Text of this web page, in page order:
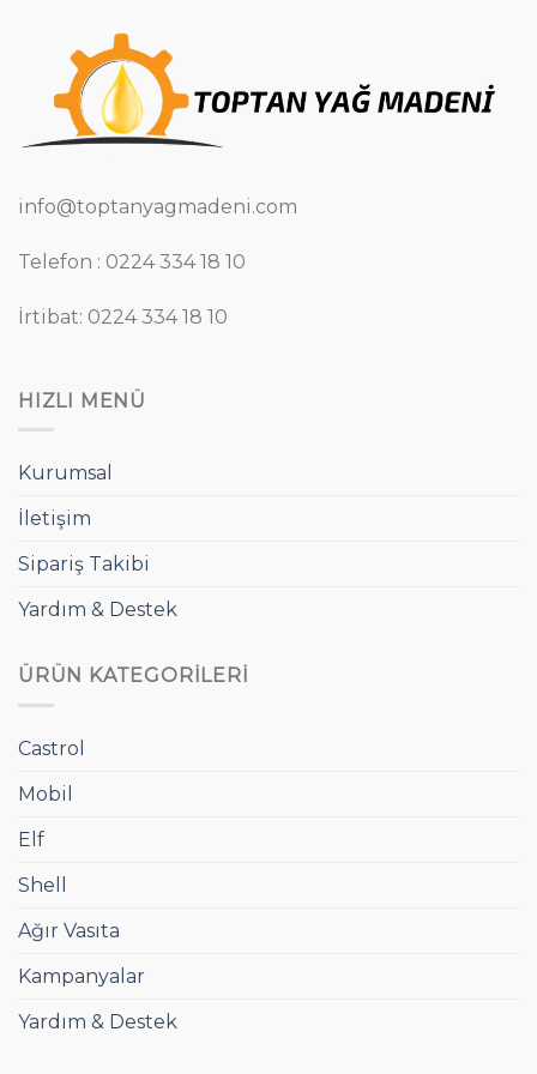
info@toptanyagmadeni.com
Telefon : 0224 334 18 10
İrtibat: 0224 334 18 10
HIZLI MENÜ
Kurumsal
İletişim
Sipariş Takibi
Yardım & Destek
ÜRÜN KATEGORILERI
Castrol
Mobil
Elf
Shell
Ağır Vasıta
Kampanyalar
Yardım & Destek